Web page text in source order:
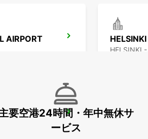
AIRPORT
HELSINKI
ESPOO
要空港24時間・年中無休サ
ービス